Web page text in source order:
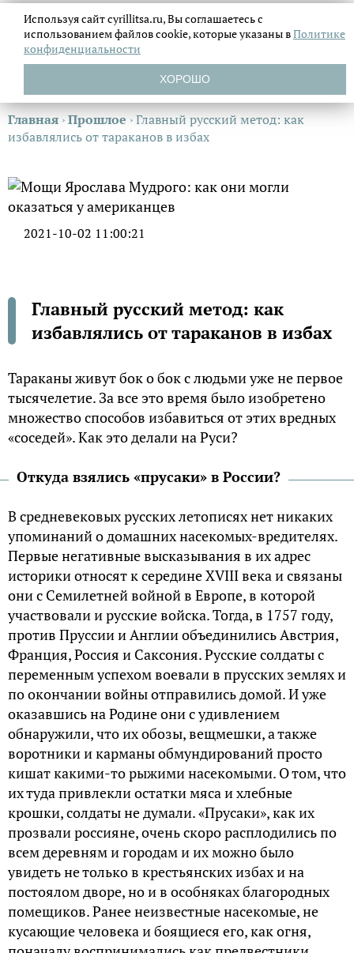
Главная ›Прошлое ›Главный русский метод: как
избавлялись от тараканов в избах
2021-10-02 11:00:21
Главный русский метод: как
избавлялись от тараканов в избах
Тараканы живут бок о бок с людьми уже не первое
тысячелетие. За все это время было изобретено
множество способов избавиться от этих вредных
«соседей». Как это делали на Руси?
Откуда взялись «прусаки» в России?
В средневековых русских летописях нет никаких
упоминаний о домашних насекомых-вредителях.
Первые негативные высказывания в их адрес
историки относят к середине XVIII века и связаны
они с Семилетней войной в Европе, в которой
участвовали и русские войска. Тогда, в 1757 году,
против Пруссии и Англии объединились Австрия,
Франция, Россия и Саксония. Русские солдаты с
переменным успехом воевали в прусских землях и
по окончании войны отправились домой. И уже
оказавшись на Родине они с удивлением
обнаружили, что их обозы, вещмешки, а также
воротники и карманы обмундирований просто
кишат какими-то рыжими насекомыми. О том, что
их туда привлекли остатки мяса и хлебные
крошки, солдаты не думали. «Прусаки», как их
прозвали россияне, очень скоро расплодились по
всем деревням и городам и их можно было
увидеть не только в крестьянских избах и на
постоялом дворе, но и в особняках благородных
помещиков. Ранее неизвестные насекомые, не
кусающие человека и боящиеся его, как огня,
Используя сайт cyrillitsa.ru, Вы соглашаетесь с
использованием файловcookie, которые указаны вПолитике
конфиденциальности
ХОРОШО